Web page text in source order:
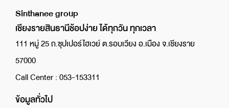
Sinthanee group
เชียงรายสินธานีช้อปง่าย ได้ทุกวัน ทุกเวลา
111 หมู่ 25 ถ.ซุปเปอร์ไฮเวย์ ต.รอบเวียง อ.เมือง จ.เชียงราย
57000
Call Center : 053-153311
ข้อมูลทั่วไป